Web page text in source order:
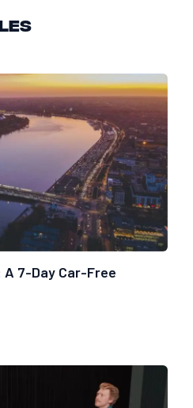
7-Day Car-Free